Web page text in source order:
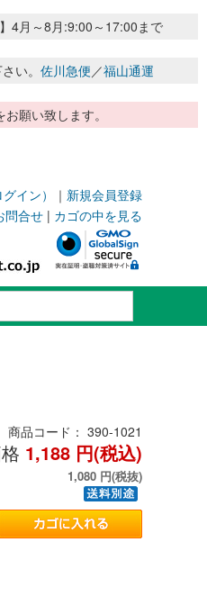
4月～8月:9:00～17:00まで
い。 佐川急便／福山通運
願い致します。
イン） ｜ 新規会員登録
問合せ | カゴの中を見る
商品コード： 390-1021
1,188 円(税込)
1,080 円(税抜)